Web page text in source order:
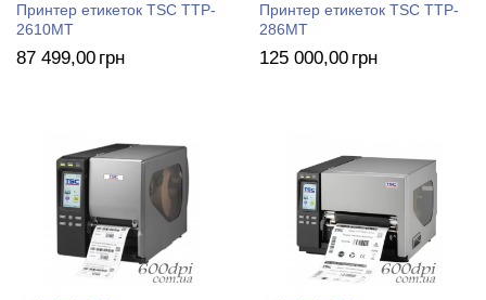
Принтер етикеток TSC TTP-
2610MT
87 499,00 грн
Принтер етикеток TSC TTP-
286MT
125 000,00 грн